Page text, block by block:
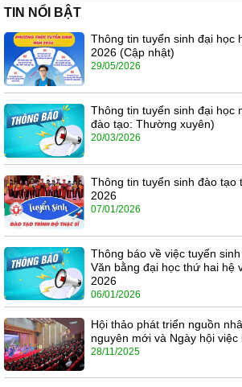
TIN NỔI BẬT
Thông tin tuyển sinh đại học
2026 (Cập nhật)
29/05/2026
Thông tin tuyển sinh đại học
đào tạo: Thường xuyên)
20/03/2026
Thông tin tuyển sinh đào tạo
2026
07/01/2026
Thông báo về việc tuyển
Văn bằng đại học thứ hai hệ
2026
06/01/2026
Hội thảo phát triển nguồn
nguyên mới và Ngày hội
28/11/2025